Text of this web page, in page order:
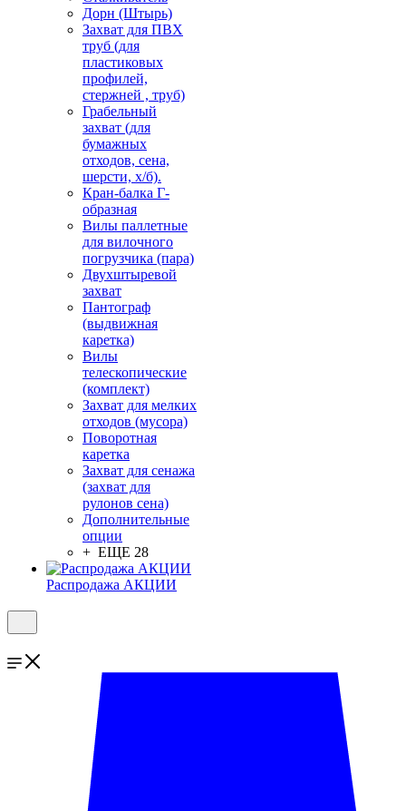
Дорн (Штырь)
Захват для ПВХ
труб (для
пластиковых
профилей,
стержней , труб)
Грабельный
захват (для
бумажных
отходов, сена,
шерсти, х/б).
Кран-балка Г-
образная
Вилы паллетные
для вилочного
погрузчика (пара)
Двухштыревой
захват
Пантограф
(выдвижная
каретка)
Вилы
телескопические
(комплект)
Захват для мелких
отходов (мусора)
Поворотная
каретка
Захват для сенажа
(захват для
рулонов сена)
Дополнительные
опции
+ ЕЩЕ 28
Распродажа АКЦИИ